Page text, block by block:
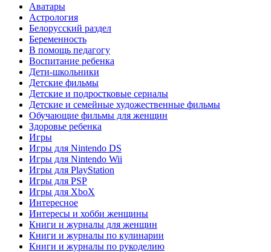
Аватары
Астрология
Белорусский раздел
Беременность
В помощь педагогу
Воспитание ребенка
Дети-школьники
Детские фильмы
Детские и подростковые сериалы
Детские и семейные художественные фильмы
Обучающие фильмы для женщин
Здоровье ребенка
Игры
Игры для Nintendo DS
Игры для Nintendo Wii
Игры для PlayStation
Игры для PSP
Игры для XboX
Интересное
Интересы и хобби женщины
Книги и журналы для женщин
Книги и журналы по кулинарии
Книги и журналы по рукоделию